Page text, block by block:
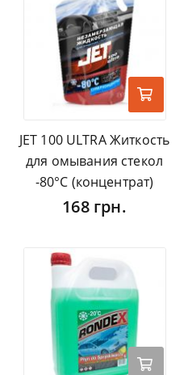
JET 100 ULTRA Житкость
для омывания стекол
-80°С (концентрат)
168 грн.